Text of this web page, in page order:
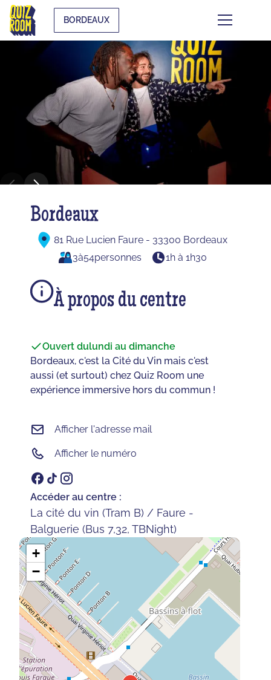
BORDEAUX
Bordeaux
81 Rue Lucien Faure - 33300 Bordeaux
3à54personnes 1h à 1h30
À propos du centre
Ouvert dulundi au dimanche
Bordeaux, c'est la Cité du Vin mais c'est
aussi (et surtout) chez Quiz Room une
expérience immersive hors du commun !
Afficher l'adresse mail
Afficher le numéro
Accéder au centre :
La cité du vin (Tram B) / Faure -
Balguerie (Bus 7,32, TBNight)
+
−